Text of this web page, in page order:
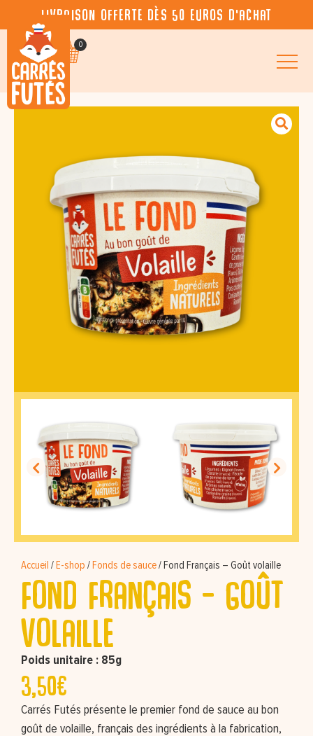
Livraison offerte dès 50 euros d’achat
0
Accueil / E-shop / Fonds de sauce / Fond Français – Goût volaille
Fond Français – Goût
volaille
Poids unitaire : 85g
3,50€
Carrés Futés présente le premier fond de sauce au bon
goût de volaille, français des ingrédients à la fabrication,